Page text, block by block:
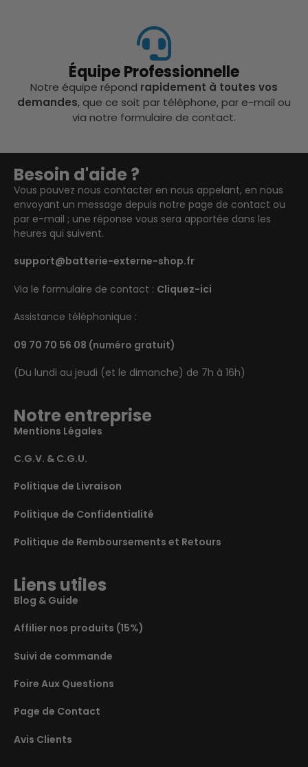
Équipe Professionnelle
Notre équipe répond rapidement à toutes vos
demandes, que ce soit par téléphone, par e-mail ou
via notre formulaire de contact.
Besoin d'aide ?
Vous pouvez nous contacter en nous appelant, en nous
envoyant un message depuis notre page de contact ou
par e-mail ; une réponse vous sera apportée dans les
heures qui suivent.
support@batterie-externe-shop.fr
Via le formulaire de contact : Cliquez-ici
Assistance téléphonique :
09 70 70 56 08 (numéro gratuit)
(Du lundi au jeudi (et le dimanche) de 7h à 16h)
Notre entreprise
Mentions Légales
C.G.V. & C.G.U.
Politique de Livraison
Politique de Confidentialité
Politique de Remboursements et Retours
Liens utiles
Blog & Guide
Affilier nos produits (15%)
Suivi de commande
Foire Aux Questions
Page de Contact
Avis Clients